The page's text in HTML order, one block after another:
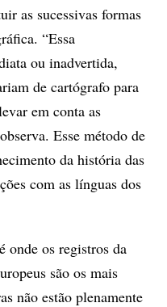
as sucessivas formas
“Essa
ou inadvertida,
de cartógrafo para
em conta as
Esse método de
da história das
com as línguas dos
onde os registros da
são os mais
não estão plenamente